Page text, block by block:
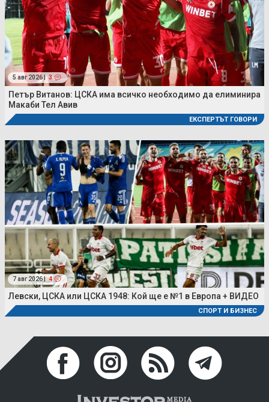
5 авг 2026 | 3
Петър Витанов: ЦСКА има всичко необходимо да елиминира
Макаби Тел Авив
ЕКСПЕРТЪТ ГОВОРИ
7 авг 2026 | 4
Левски, ЦСКА или ЦСКА 1948: Кой ще е №1 в Европа + ВИДЕО
СПОРТ И БИЗНЕС